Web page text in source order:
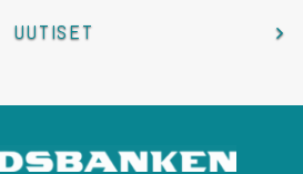
UUTISET